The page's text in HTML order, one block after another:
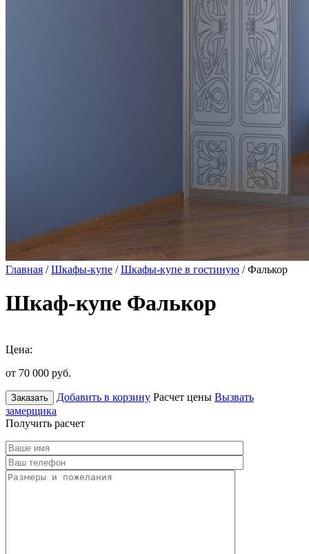
Главная /Шкафы-купе /Шкафы-купе в гостиную / Фалькор
Шкаф-купе Фалькор
Цена:
от 70 000 руб.
Заказать Добавить в корзину Расчет цены Вызвать
замерщика
Получить расчет